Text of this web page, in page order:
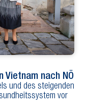
Vietnam nach NÖ
und des steigenden
vor